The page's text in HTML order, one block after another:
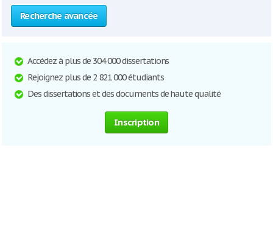
Recherche avancée
Accédez à plus de 304 000 dissertations
Rejoignez plus de 2 821 000 étudiants
Des dissertations et des documents de haute qualité
Inscription